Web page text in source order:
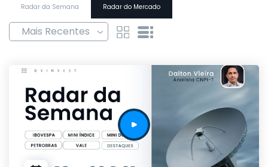
Radar da Semana Radar do Mercado